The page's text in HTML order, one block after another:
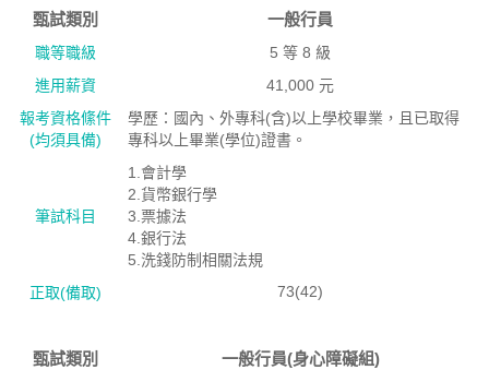
甄試類別 一般行員
職等職級
5 等 8 級
進用薪資
41,000 元
報考資格絛件
(均須具備)
學歷：國內、外專科(含)以上學校畢業，且已取得
專科以上畢業(學位)證書。
筆試科目
1.會計學
2.貨幣銀行學
3.票據法
4.銀行法
5.洗錢防制相關法規
正取(備取)
73(42)
甄試類別 一般行員(身心障礙組)